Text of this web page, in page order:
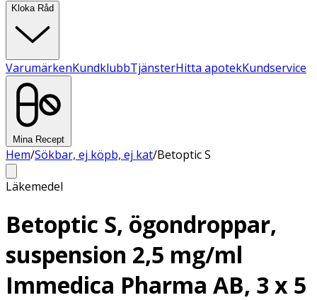
Kloka Råd
VarumärkenKundklubbTjänsterHitta apotekKundservice
Mina Recept
Hem/Sökbar, ej köpb, ej kat/Betoptic S
Läkemedel
Betoptic S, ögondroppar,
suspension 2,5 mg/ml
Immedica Pharma AB, 3 x 5